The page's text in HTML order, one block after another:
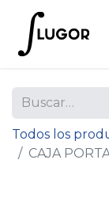
Todos los
CAJA